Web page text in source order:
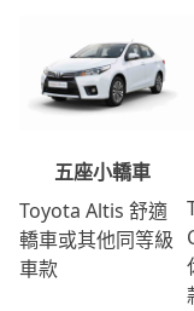
五座小轎車
Toyota Altis 舒適
轎車或其他同等級
車款